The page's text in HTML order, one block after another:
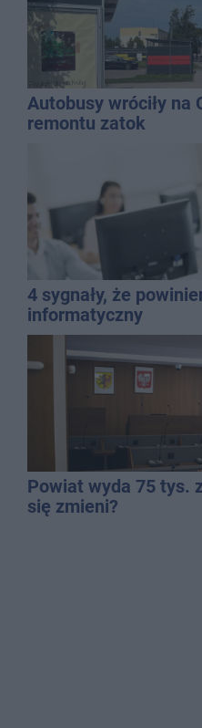
Autobusy wróciły na
remontu zatok
4 sygnały, że
informatyczny
Powiat wyda 75 tys.
się zmieni?